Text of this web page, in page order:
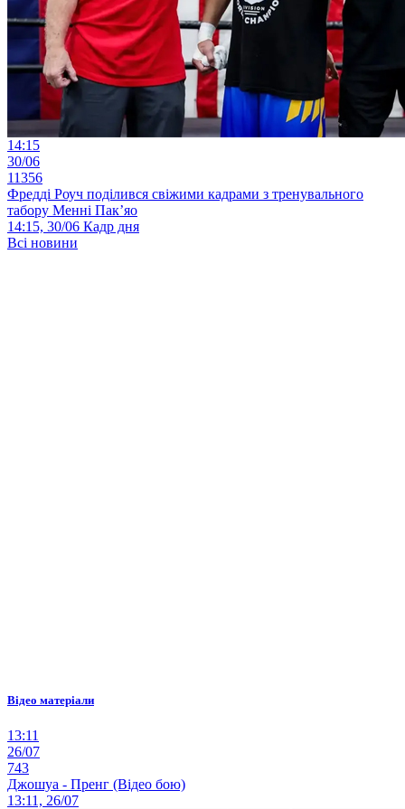
14:15
30/06
11356
Фредді Роуч поділився свіжими кадрами з тренувального
табору Менні Пак’яо
14:15, 30/06 Кадр дня
Всі новини
Відео матеріали
13:11
26/07
743
Джошуа - Пренг (Відео бою)
13:11, 26/07